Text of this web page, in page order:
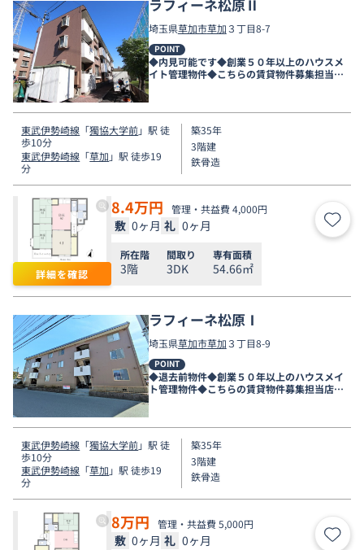
ラフィーネ松原Ⅱ
埼玉県草加市草加３丁目8-7
POINT
◆内見可能です◆創業５０年以上のハウスメ
イト管理物件◆こちらの賃貸物件募集担当店
舗は新越谷店です◆
東武伊勢崎線 「獨協大学前」駅 徒
歩10分
東武伊勢崎線 「草加 」駅 徒歩19
分
築35年
3階建
鉄骨造
詳細を確認
8.4万円 管理・共益費 4,000円
敷 0ヶ月 礼 0ヶ月 お気
所在階
3階
間取り
3DK
専有面積
54.66㎡
ラフィーネ松原Ⅰ
埼玉県草加市草加３丁目8-9
POINT
◆退去前物件◆創業５０年以上のハウスメイ
ト管理物件◆こちらの賃貸物件募集担当店舗
は新越谷店です◆
東武伊勢崎線 「獨協大学前」駅 徒
歩10分
東武伊勢崎線 「草加 」駅 徒歩19
分
築35年
3階建
鉄骨造
8万円 管理・共益費 5,000円
敷 0ヶ月 礼 0ヶ月 お気